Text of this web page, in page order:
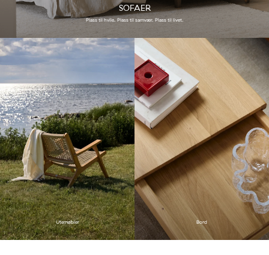
SOFAER
Plass til hvile. Plass til samvær. Plass til livet.
Utemøbler Bord